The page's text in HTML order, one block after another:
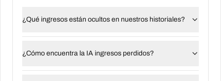
¿Qué ingresos están ocultos en nuestros historiales?
¿Cómo encuentra la IA ingresos perdidos?